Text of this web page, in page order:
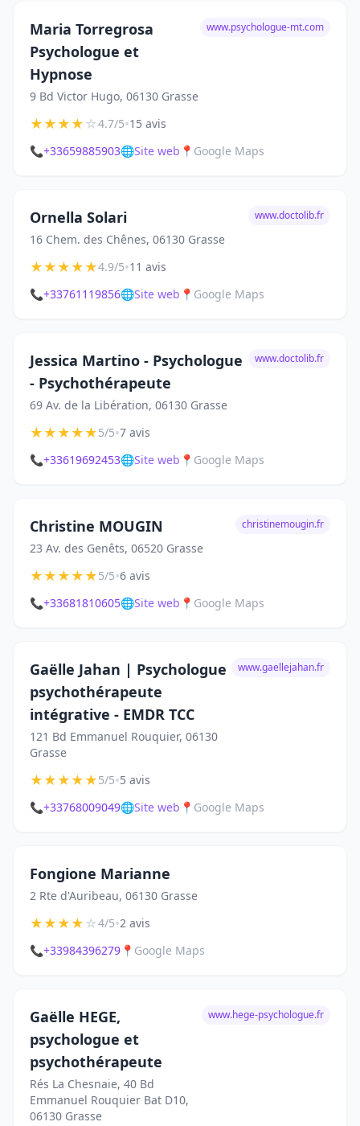
Maria Torregrosa
Psychologue et
Hypnose
9 Bd Victor Hugo, 06130 Grasse
www.psychologue-mt.com
★★★★☆4.7/5•15 avis
📞+33659885903🌐Site web 📍 Google Maps
Ornella Solari
16 Chem. des Chênes, 06130 Grasse
www.doctolib.fr
★★★★★4.9/5•11 avis
📞+33761119856🌐Site web 📍 Google Maps
Jessica Martino - Psychologue
- Psychothérapeute
69 Av. de la Libération, 06130 Grasse
www.doctolib.fr
★★★★★5/5•7 avis
📞+33619692453🌐Site web 📍 Google Maps
Christine MOUGIN
23 Av. des Genêts, 06520 Grasse
christinemougin.fr
★★★★★5/5•6 avis
📞+33681810605🌐Site web 📍 Google Maps
Gaëlle Jahan | Psychologue
psychothérapeute
intégrative - EMDR TCC
121 Bd Emmanuel Rouquier, 06130
Grasse
www.gaellejahan.fr
★★★★★5/5•5 avis
📞+33768009049🌐Site web 📍 Google Maps
Fongione Marianne
2 Rte d'Auribeau, 06130 Grasse
★★★★☆4/5•2 avis
📞+33984396279 📍 Google Maps
Gaëlle HEGE,
psychologue et
psychothérapeute
Rés La Chesnaie, 40 Bd
Emmanuel Rouquier Bat D10,
06130 Grasse
www.hege-psychologue.fr